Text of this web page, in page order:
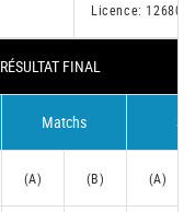
Licence: 12680
RÉSULTAT FINAL
Matchs
(A) (B) (A)